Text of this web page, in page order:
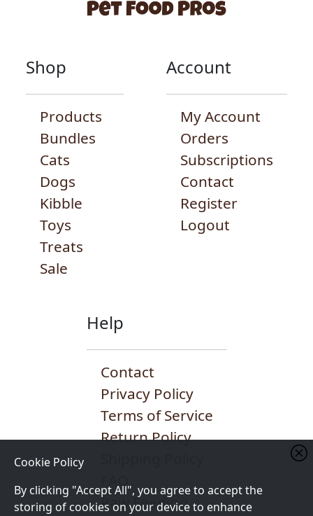
Cookie Policy
By clicking "Accept All", you agree to accept the
storing of cookies on your device to enhance
Shop
Products
Bundles
Cats
Dogs
Kibble
Toys
Treats
Sale
Account
My Account
Orders
Subscriptions
Contact
Register
Logout
Help
Contact
Privacy Policy
Terms of Service
Return Policy
Raw Feeding